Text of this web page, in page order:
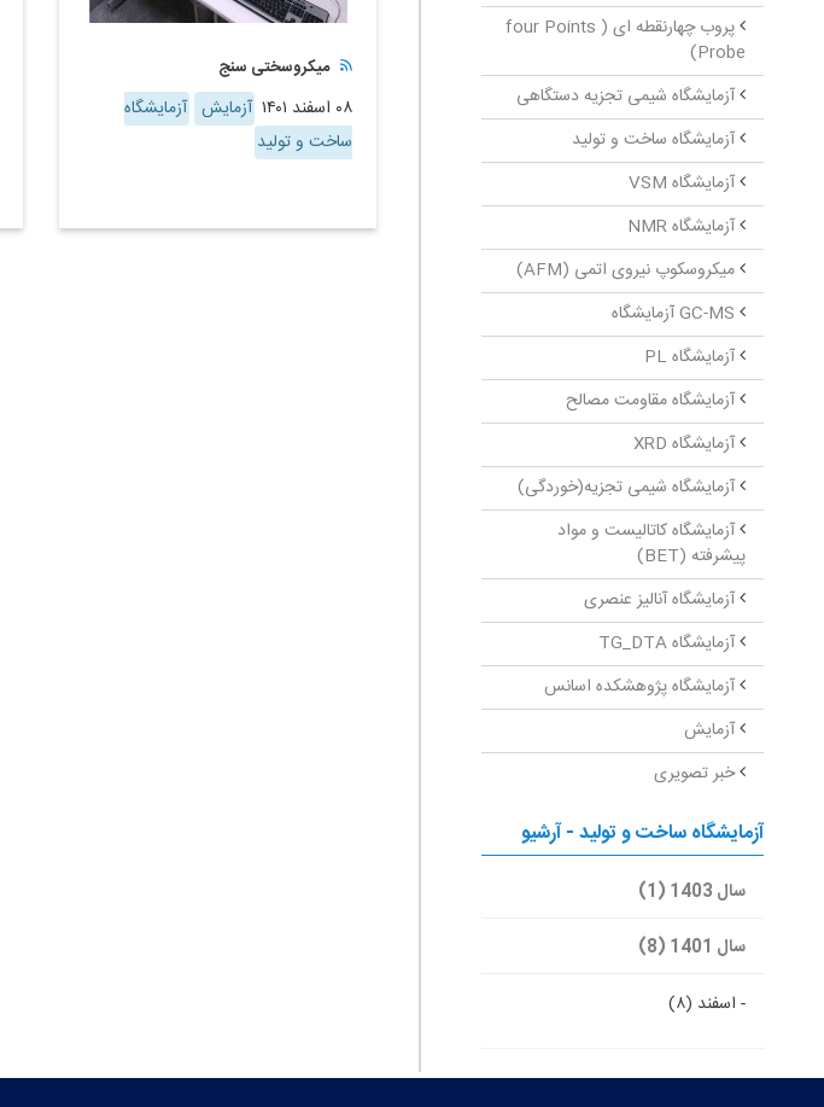
میکروسختی سنج
۰۸ اسفند ۱۴۰۱ آزمایش آزمایشگاه
ساخت و تولید
پروب چهارنقطه ‏ای ( four Points
Probe)
آزمایشگاه شیمی تجزیه دستگاهی
آزمایشگاه ساخت و تولید
آزمایشگاه VSM
آزمایشگاه NMR
میکروسکوپ نیروی اتمی (AFM)
GC-MS آزمایشگاه
آزمایشگاه PL
آزمایشگاه مقاومت مصالح
آزمایشگاه XRD
آزمایشگاه شیمی تجزیه(خوردگی)
آزمایشگاه کاتالیست و مواد
پیشرفته (BET)
آزمایشگاه آنالیز عنصری
آزمایشگاه TG_DTA
آزمایشگاه پژوهشکده اسانس
آزمایش
خبر تصویری
آزمایشگاه ساخت و تولید - آرشیو
سال 1403 (1)
سال 1401 (8)
- اسفند (۸)